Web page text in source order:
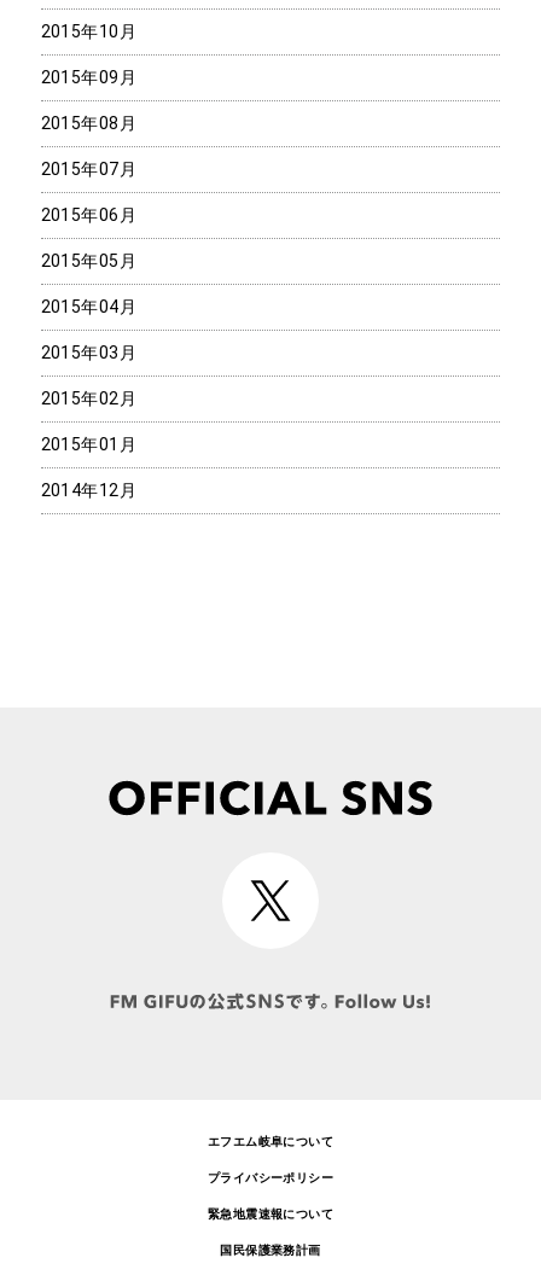
2015年10月
2015年09月
2015年08月
2015年07月
2015年06月
2015年05月
2015年04月
2015年03月
2015年02月
2015年01月
2014年12月
エフエム岐阜について
プライバシーポリシー
緊急地震速報について
国民保護業務計画